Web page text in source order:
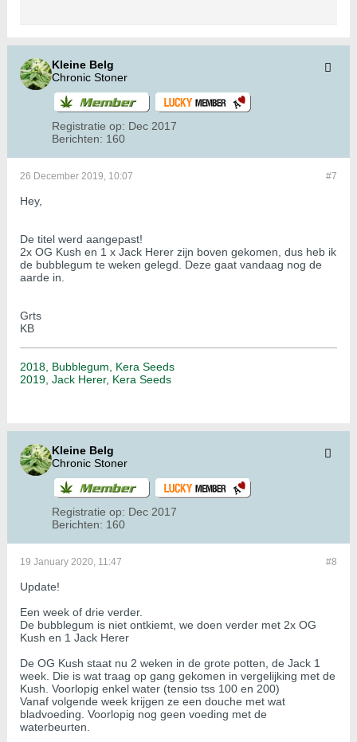
Kleine Belg
Chronic Stoner
Registratie op: Dec 2017
Berichten: 160
#7
26 December 2019, 10:07
Hey,
De titel werd aangepast!
2x OG Kush en 1 x Jack Herer zijn boven gekomen, dus heb ik
de bubblegum te weken gelegd. Deze gaat vandaag nog de
aarde in.
Grts
KB
2018, Bubblegum, Kera Seeds
2019, Jack Herer, Kera Seeds
Kleine Belg
Chronic Stoner
Registratie op: Dec 2017
Berichten: 160
#8
19 January 2020, 11:47
Update!
Een week of drie verder.
De bubblegum is niet ontkiemt, we doen verder met 2x OG
Kush en 1 Jack Herer
De OG Kush staat nu 2 weken in de grote potten, de Jack 1
week. Die is wat traag op gang gekomen in vergelijking met de
Kush. Voorlopig enkel water (tensio tss 100 en 200)
Vanaf volgende week krijgen ze een douche met wat
bladvoeding. Voorlopig nog geen voeding met de
waterbeurten.